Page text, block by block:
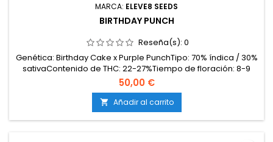
MARCA: ELEVE8 SEEDS
BIRTHDAY PUNCH
Reseña(s): 0
Genética: Birthday Cake x Purple PunchTipo: 70% índica / 30%
sativaContenido de THC: 22-27%Tiempo de floración: 8-9
semanas en interiorProducción en interior: 500-600
g/m²Producción en exterior: 700-900 g/planta (lista a
principios-mediados de octubre)Altura: 100-130 cm en
interior; hasta 200 cm en exteriorAromas y sabores: Dulce y...
50,00 €
 Añadir al carrito